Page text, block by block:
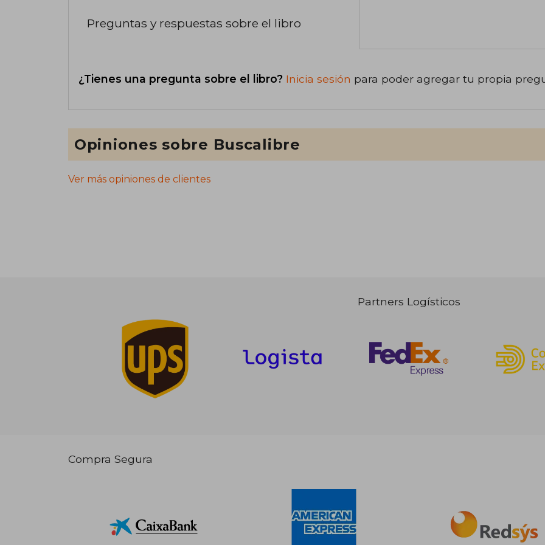
Preguntas y respuestas sobre el libro
¿Tienes una pregunta sobre el libro? Inicia sesión para poder agregar tu propia
Opiniones sobre Buscalibre
Ver más opiniones de clientes
Partners Logísticos
Compra Segura